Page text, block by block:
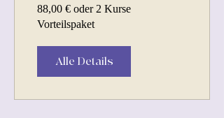
88,00 € oder 2 Kurse
Vorteilspaket
Alle Details